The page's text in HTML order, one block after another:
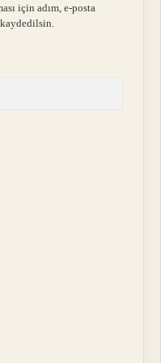
için adım, e-posta